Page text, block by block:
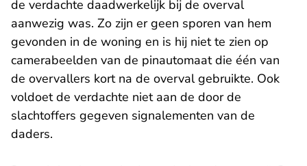
de verdachte daadwerkelijk bij de overval
aanwezig was. Zo zijn er geen sporen van hem
gevonden in de woning en is hij niet te zien op
camerabeelden van de pinautomaat die één van
de overvallers kort na de overval gebruikte. Ook
voldoet de verdachte niet aan de door de
slachtoffers gegeven signalementen van de
daders.